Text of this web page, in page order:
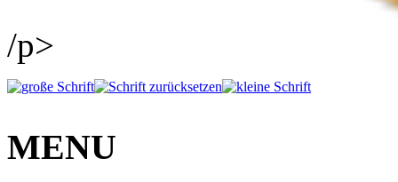
/p>
MENU